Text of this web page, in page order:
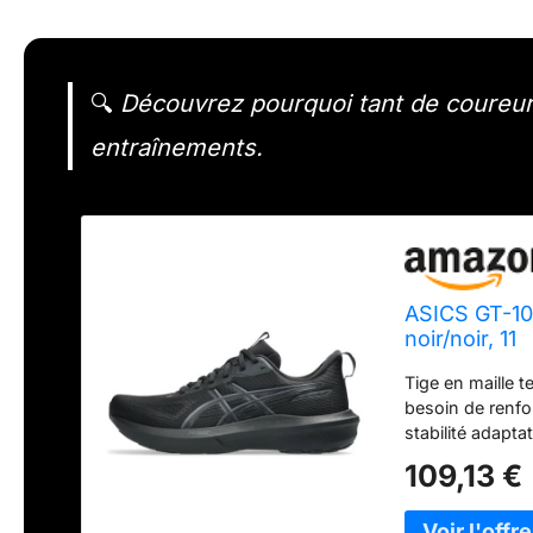
🔍 Découvrez pourquoi tant de
entraînements.
ASICS GT-
noir/noir, 11
Tige en maille
besoin de
stabilité
intermédiaire
un nuage et
109,13 €